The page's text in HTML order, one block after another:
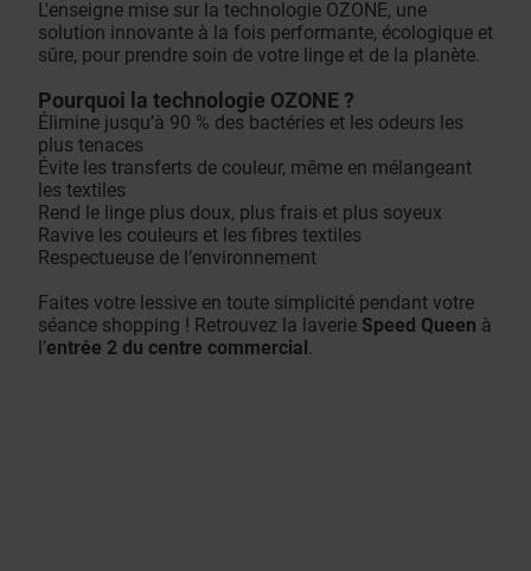
L'enseigne mise sur la technologie OZONE, une
solution innovante à la fois performante, écologique et
sûre, pour prendre soin de votre linge et de la planète.
Pourquoi la technologie OZONE ?
Élimine jusqu’à 90 % des bactéries et les odeurs les
plus tenaces
Évite les transferts de couleur, même en mélangeant
les textiles
Rend le linge plus doux, plus frais et plus soyeux
Ravive les couleurs et les fibres textiles
Respectueuse de l’environnement
Faites votre lessive en toute simplicité pendant votre
séance shopping ! Retrouvez la laverie Speed Queen à
l’entrée 2 du centre commercial.